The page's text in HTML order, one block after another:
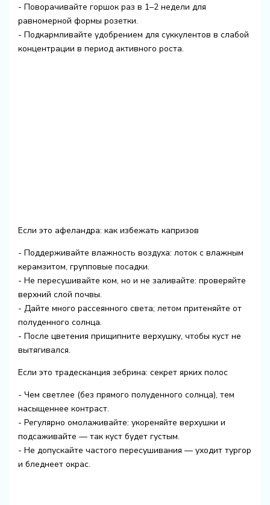
- Поворачивайте горшок раз в 1–2 недели для
равномерной формы розетки.
- Подкармливайте удобрением для суккулентов в слабой
концентрации в период активного роста.
Если это афеландра: как избежать капризов
- Поддерживайте влажность воздуха: лоток с влажным
керамзитом, групповые посадки.
- Не пересушивайте ком, но и не заливайте: проверяйте
верхний слой почвы.
- Дайте много рассеянного света; летом притеняйте от
полуденного солнца.
- После цветения прищипните верхушку, чтобы куст не
вытягивался.
Если это традесканция зебрина: секрет ярких полос
- Чем светлее (без прямого полуденного солнца), тем
насыщеннее контраст.
- Регулярно омолаживайте: укореняйте верхушки и
подсаживайте — так куст будет густым.
- Не допускайте частого пересушивания — уходит тургор
и бледнеет окрас.